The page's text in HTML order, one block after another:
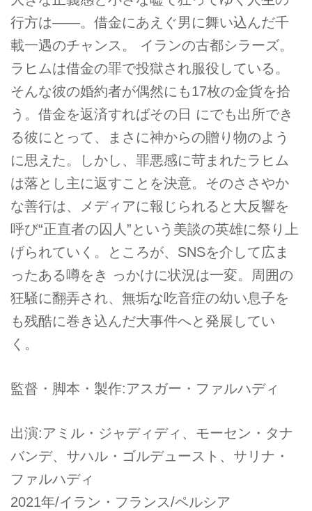
行方は――。借金にあえぐ男に舞い込んだ千
載一遇のチャンス。 イランの古都シラーズ。
ラヒムは借金の罪で投獄され服役している。
そんな彼の婚約者が偶然にも17枚の金貨を拾
う。借金を返済すればその日 にでも出所でき
る彼にとって、まさに神からの贈り物のよう
に思えた。しかし、罪悪感に苛まれたラヒム
は落とし主に返すことを決意。そのささやか
な善行は、メディアに報じられると大反響を
呼び“正直者の囚人”という美談の英雄に祭り上
げられていく。ところが、SNSを介して広ま
ったある噂をき っかけに状況は一変。周囲の
狂騒に翻弄され、無垢な吃音症の幼い息子を
も残酷に巻き込んだ大事件へと発展してい
く。
監督・脚本・製作:アスガー・ファルハディ
出演:アミル・ジャディディ、モーセン・タナ
バンデ、サハル・ゴルデュースト、サリナ・
ファルハディ
2021年/イラン・フランス/ペルシア